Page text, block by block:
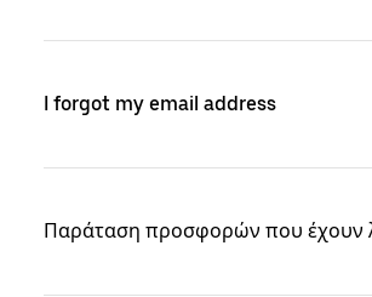
I forgot my email address
Παράταση προσφορών που έχουν